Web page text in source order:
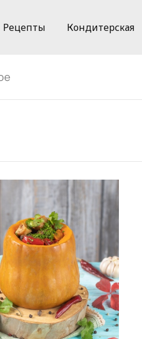
Рецепты Кондитерская